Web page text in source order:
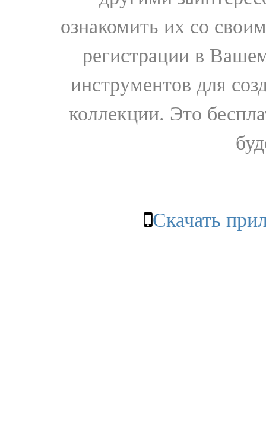
ознакомить их со
регистрации в
инструментов для
коллекции. Это
Скачать